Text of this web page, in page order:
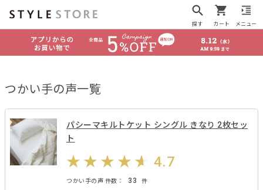
探す カート メニュー
つかい手の声一覧
パシーマキルトケット シングル きなり 2枚セッ
ト
4.7
つかい手の声 件数： 33 件